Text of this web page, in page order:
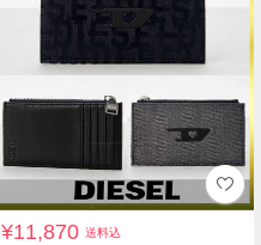
¥11,870送料込